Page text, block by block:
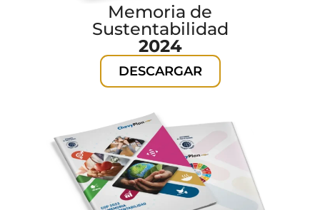
Memoria de
Sustentabilidad
2024
DESCARGAR